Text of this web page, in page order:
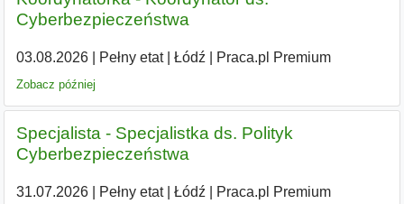
Cyberbezpieczeństwa
03.08.2026| Pełny etat| Łódź Praca.pl Premium
Zobacz później
Specjalista - Specjalistka ds. Polityk
Cyberbezpieczeństwa
31.07.2026| Pełny etat| Łódź Praca.pl Premium